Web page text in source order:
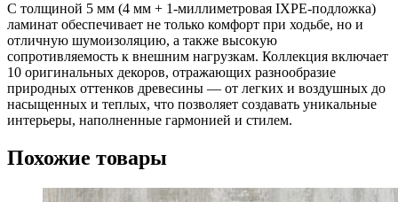
С толщиной 5 мм (4 мм + 1-миллиметровая IXPE-подложка)
ламинат обеспечивает не только комфорт при ходьбе, но и
отличную шумоизоляцию, а также высокую
сопротивляемость к внешним нагрузкам. Коллекция включает
10 оригинальных декоров, отражающих разнообразие
природных оттенков древесины — от легких и воздушных до
насыщенных и теплых, что позволяет создавать уникальные
интерьеры, наполненные гармонией и стилем.
Похожие товары